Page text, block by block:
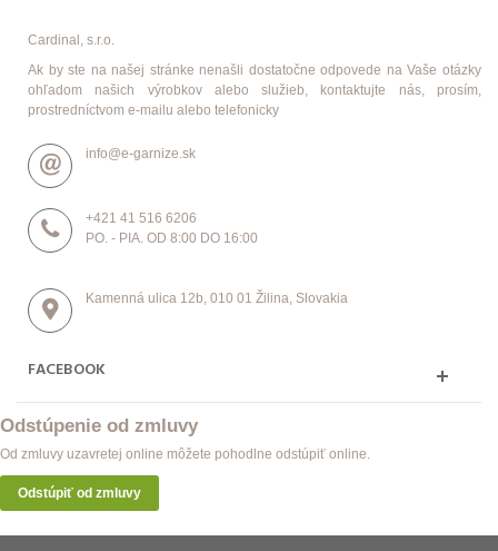
Cardinal, s.r.o.
Ak by ste na našej stránke nenašli dostatočne odpovede na Vaše otázky
ohľadom našich výrobkov alebo služieb, kontaktujte nás, prosím,
prostredníctvom e-mailu alebo telefonicky
info@e-garnize.sk
+421 41 516 6206
PO. - PIA. OD 8:00 DO 16:00
Kamenná ulica 12b, 010 01 Žilina, Slovakia
FACEBOOK
Odstúpenie od zmluvy
Od zmluvy uzavretej online môžete pohodlne odstúpiť online.
Odstúpiť od zmluvy